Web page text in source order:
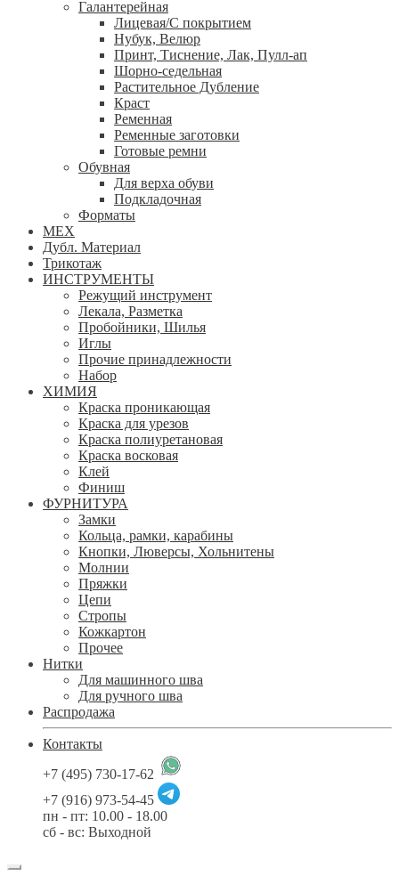
Галантерейная
Лицевая/С покрытием
Нубук, Велюр
Принт, Тиснение, Лак, Пулл-ап
Шорно-седельная
Растительное Дубление
Краст
Ременная
Ременные заготовки
Готовые ремни
Обувная
Для верха обуви
Подкладочная
Форматы
МЕХ
Дубл. Материал
Трикотаж
ИНСТРУМЕНТЫ
Режущий инструмент
Лекала, Разметка
Пробойники, Шилья
Иглы
Прочие принадлежности
Набор
ХИМИЯ
Краска проникающая
Краска для урезов
Краска полиуретановая
Краска восковая
Клей
Финиш
ФУРНИТУРА
Замки
Кольца, рамки, карабины
Кнопки, Люверсы, Хольнитены
Молнии
Пряжки
Цепи
Стропы
Кожкартон
Прочее
Нитки
Для машинного шва
Для ручного шва
Распродажа
Контакты
+7 (495) 730-17-62
+7 (916) 973-54-45
пн - пт: 10.00 - 18.00
сб - вс: Выходной